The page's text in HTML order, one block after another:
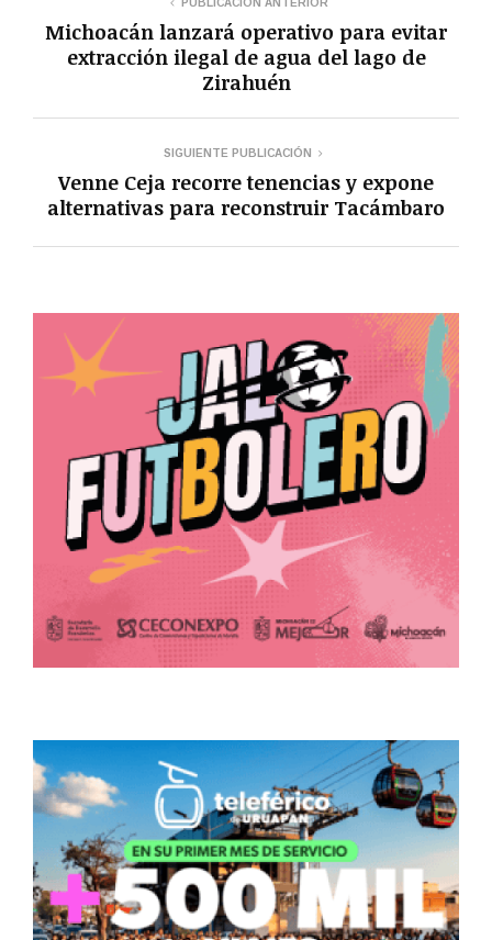
Michoacán lanzará operativo para evitar
extracción ilegal de agua del lago de
Zirahuén
SIGUIENTE PUBLICACIÓN
Venne Ceja recorre tenencias y expone
alternativas para reconstruir Tacámbaro